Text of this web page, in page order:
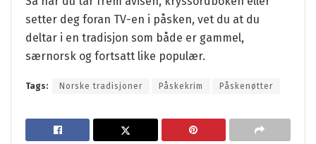
setter deg foran TV-en i påsken, vet du at du
deltar i en tradisjon som både er gammel,
særnorsk og fortsatt like populær.
Tags: Norske tradisjoner Påskekrim Påskenøtter